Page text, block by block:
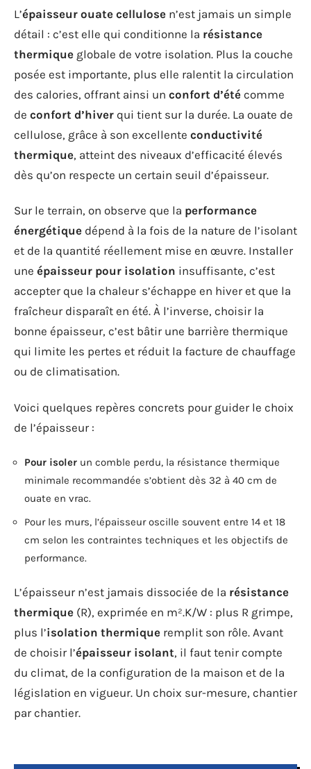
L’épaisseur ouate cellulose n’est jamais un simple
détail : c’est elle qui conditionne la résistance
thermique globale de votre isolation. Plus la couche
posée est importante, plus elle ralentit la circulation
des calories, offrant ainsi un confort d’été comme
de confort d’hiver qui tient sur la durée. La ouate de
cellulose, grâce à son excellente conductivité
thermique, atteint des niveaux d’efficacité élevés
dès qu’on respecte un certain seuil d’épaisseur.
Sur le terrain, on observe que la performance
énergétique dépend à la fois de la nature de l’isolant
et de la quantité réellement mise en œuvre. Installer
une épaisseur pour isolation insuffisante, c’est
accepter que la chaleur s’échappe en hiver et que la
fraîcheur disparaît en été. À l’inverse, choisir la
bonne épaisseur, c’est bâtir une barrière thermique
qui limite les pertes et réduit la facture de chauffage
ou de climatisation.
Voici quelques repères concrets pour guider le choix
de l’épaisseur :
Pour isoler un comble perdu, la résistance thermique
minimale recommandée s’obtient dès 32 à 40 cm de
ouate en vrac.
Pour les murs, l’épaisseur oscille souvent entre 14 et 18
cm selon les contraintes techniques et les objectifs de
performance.
L’épaisseur n’est jamais dissociée de la résistance
thermique (R), exprimée en m².K/W : plus R grimpe,
plus l’isolation thermique remplit son rôle. Avant
de choisir l’épaisseur isolant, il faut tenir compte
du climat, de la configuration de la maison et de la
législation en vigueur. Un choix sur-mesure, chantier
par chantier.